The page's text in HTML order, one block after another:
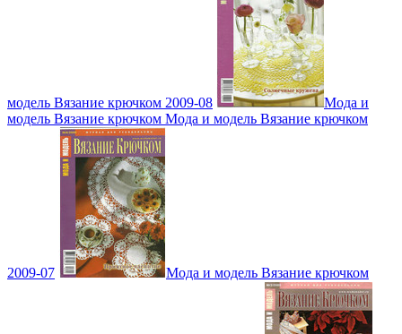
модель Вязание крючком 2009-08
Мода и
модель Вязание крючком Мода и модель Вязание крючком
2009-07 Мода и модель Вязание крючком